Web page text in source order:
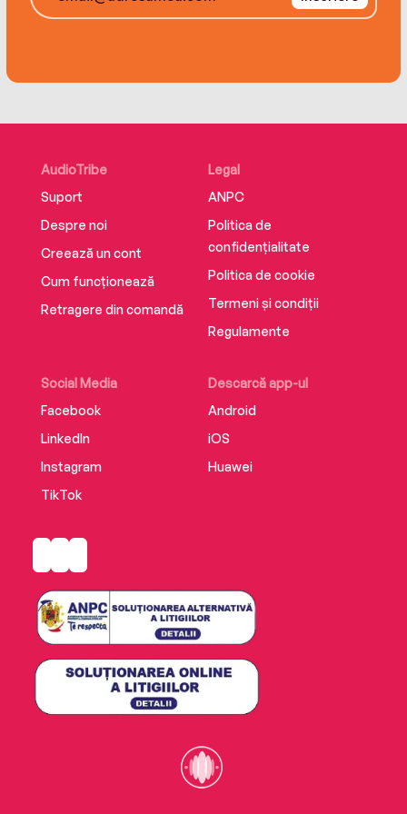
AudioTribe
Suport
Despre noi
Creează un cont
Cum funcționează
Retragere din comandă
Social Media
Facebook
LinkedIn
Instagram
TikTok
Descarcă app-ul
Android
iOS
Huawei
Legal
ANPC
Politica de
confidențialitate
Politica de cookie
Termeni și condiții
Regulamente